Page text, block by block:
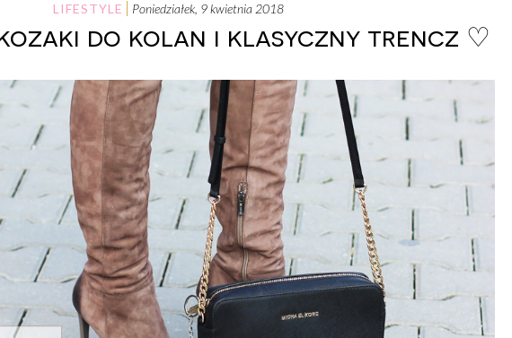
LIFESTYLE poniedziałek, 9 kwietnia 2018
do kolan i klasyczny trencz ♡